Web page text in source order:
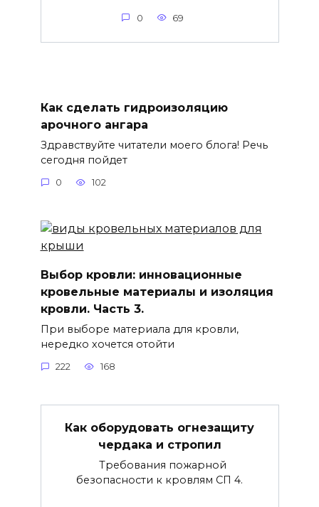
0 69
Как сделать гидроизоляцию
арочного ангара
Здравствуйте читатели моего блога! Речь
сегодня пойдет
0 102
Выбор кровли: инновационные
кровельные материалы и изоляция
кровли. Часть 3.
При выборе материала для кровли,
нередко хочется отойти
222 168
Как оборудовать огнезащиту
чердака и стропил
Требования пожарной
безопасности к кровлям СП 4.